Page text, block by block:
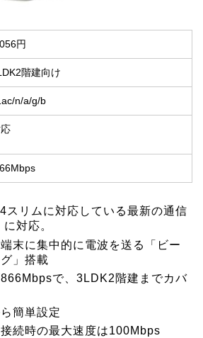
円
階建向け
n/a/g/b
スリムに対応している最新の通信
対応。
末に集中的に電波を送る「ビー
」搭載
で、3LDK2階建までカバ
簡単設定
接続時の最大速度は100Mbps